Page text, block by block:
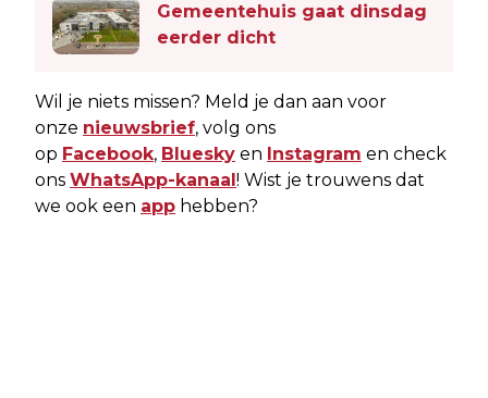
Gemeentehuis gaat dinsdag
eerder dicht
Wil je niets missen? Meld je dan aan voor
onze nieuwsbrief, volg ons
op Facebook, Bluesky en Instagram en check
ons WhatsApp-kanaal! Wist je trouwens dat
we ook een app hebben?